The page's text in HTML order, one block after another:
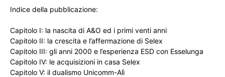
Indice della pubblicazione:
Capitolo I: la nascita di A&O ed i primi venti anni
Capitolo II: la crescita e l’affermazione di Selex
Capitolo III: gli anni 2000 e l’esperienza ESD con Esselunga
Capitolo IV: le acquisizioni in casa Selex
Capitolo V: il dualismo Unicomm-Alì